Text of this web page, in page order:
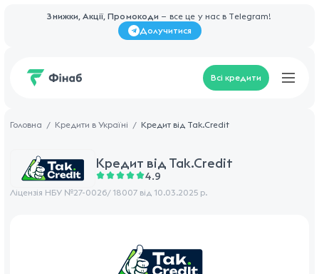
Знижки, Акції, Промокоди — все це у нас в Telegram!
Долучитися
Всі кредити
Головна Кредити в Україні Кредит від Tak.Credit
Кредит від Tak.Credit
4.9
Ліцензія НБУ №27-0026/ 18007 від 10.03.2025 р.